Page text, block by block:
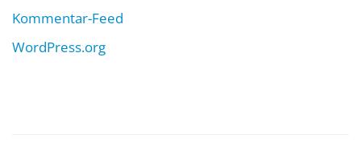
Kommentar-Feed
WordPress.org